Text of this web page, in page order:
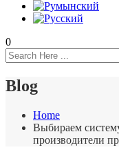
0
Blog
Home
Выбираем
производители